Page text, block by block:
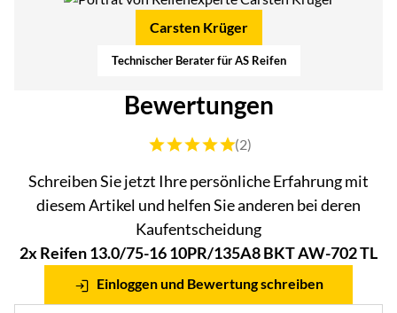
Carsten Krüger
Technischer Berater für AS Reifen
Bewertungen
Bewertung: 5 von 5 (2 Bewertungen)
(2)
Schreiben Sie jetzt Ihre persönliche Erfahrung mit
diesem Artikel und helfen Sie anderen bei deren
Kaufentscheidung
2x Reifen 13.0/75-16 10PR/135A8 BKT AW-702 TL
Einloggen und Bewertung schreiben